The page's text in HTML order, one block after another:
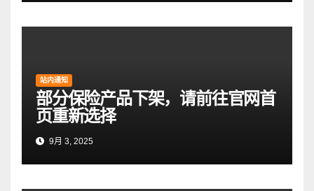
站内通知
部分保险产品下架，请前往官网首
页重新选择
9月 3, 2025